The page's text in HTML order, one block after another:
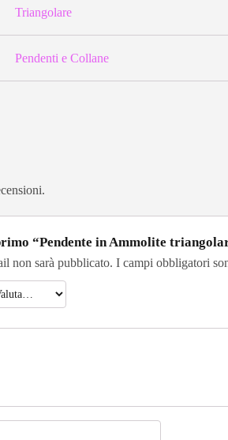
Triangolare
Pendenti e Collane
“Pendente in Ammolite
non sarà pubblicato. I campi obbligatori